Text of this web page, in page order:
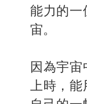
能力的一
宙。
因為宇
上時，能